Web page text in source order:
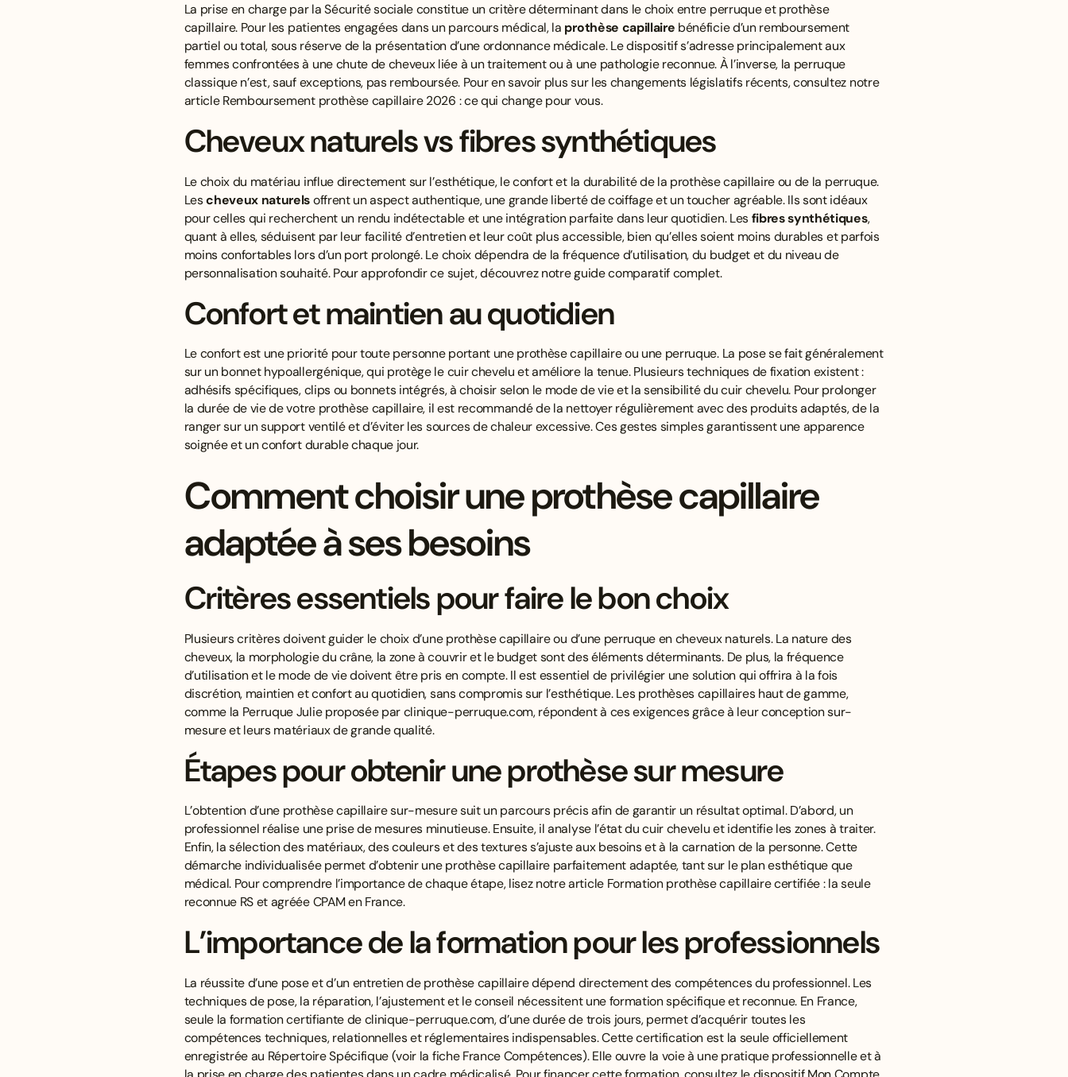
La prise en charge par la Sécurité sociale constitue un critère déterminant dans le choix entre perruque et prothèse
capillaire. Pour les patientes engagées dans un parcours médical, la prothèse capillaire bénéficie d’un remboursement
partiel ou total, sous réserve de la présentation d’une ordonnance médicale. Le dispositif s’adresse principalement aux
femmes confrontées à une chute de cheveux liée à un traitement ou à une pathologie reconnue. À l’inverse, la perruque
classique n’est, sauf exceptions, pas remboursée. Pour en savoir plus sur les changements législatifs récents, consultez notre
articleRemboursement prothèse capillaire 2026 : ce qui change pour vous.
Cheveux naturels vs fibres synthétiques
Le choix du matériau influe directement sur l’esthétique, le confort et la durabilité de la prothèse capillaire ou de la perruque.
Lescheveux naturelsoffrent un aspect authentique, une grande liberté de coiffage et un toucher agréable. Ils sont idéaux
pour celles qui recherchent un rendu indétectable et une intégration parfaite dans leur quotidien. Les fibres synthétiques,
quant à elles, séduisent par leur facilité d’entretien et leur coût plus accessible, bien qu’elles soient moins durables et parfois
moins confortables lors d’un port prolongé. Le choix dépendra de la fréquence d’utilisation, du budget et du niveau de
personnalisation souhaité. Pour approfondir ce sujet, découvreznotre guide comparatif complet.
Confort et maintien au quotidien
Le confort est une priorité pour toute personne portant une prothèse capillaire ou une perruque. La pose se fait généralement
sur un bonnet hypoallergénique, qui protège le cuir chevelu et améliore la tenue. Plusieurs techniques de fixation existent :
adhésifs spécifiques, clips ou bonnets intégrés, à choisir selon le mode de vie et la sensibilité du cuir chevelu. Pour prolonger
la durée de vie de votre prothèse capillaire, il est recommandé de la nettoyer régulièrement avec des produits adaptés, de la
ranger sur un support ventilé et d’éviter les sources de chaleur excessive. Ces gestes simples garantissent une apparence
soignée et un confort durable chaque jour.
Comment choisir une prothèse capillaire
adaptée à ses besoins
Critères essentiels pour faire le bon choix
Plusieurs critères doivent guider le choix d’une prothèse capillaire ou d’une perruque en cheveux naturels. La nature des
cheveux, la morphologie du crâne, la zone à couvrir et le budget sont des éléments déterminants. De plus, la fréquence
d’utilisation et le mode de vie doivent être pris en compte. Il est essentiel de privilégier une solution qui offrira à la fois
discrétion, maintien et confort au quotidien, sans compromis sur l’esthétique. Les prothèses capillaires haut de gamme,
comme la Perruque Julie proposée par clinique-perruque.com, répondent à ces exigences grâce à leur conception sur-
mesure et leurs matériaux de grande qualité.
Étapes pour obtenir une prothèse sur mesure
L’obtention d’une prothèse capillaire sur-mesure suit un parcours précis afin de garantir un résultat optimal. D’abord, un
professionnel réalise une prise de mesures minutieuse. Ensuite, il analyse l’état du cuir chevelu et identifie les zones à traiter.
Enfin, la sélection des matériaux, des couleurs et des textures s’ajuste aux besoins et à la carnation de la personne. Cette
démarche individualisée permet d’obtenir une prothèse capillaire parfaitement adaptée, tant sur le plan esthétique que
médical. Pour comprendre l’importance de chaque étape, lisez notre article Formation prothèse capillaire certifiée : la seule
reconnue RS et agréée CPAM en France.
L’importance de la formation pour les professionnels
La réussite d’une pose et d’un entretien de prothèse capillaire dépend directement des compétences du professionnel. Les
techniques de pose, la réparation, l’ajustement et le conseil nécessitent une formation spécifique et reconnue. En France,
seule la formation certifiante de clinique-perruque.com, d’une durée de trois jours, permet d’acquérir toutes les
compétences techniques, relationnelles et réglementaires indispensables. Cette certification est la seule officiellement
enregistrée au Répertoire Spécifique (voir la fiche France Compétences). Elle ouvre la voie à une pratique professionnelle et à